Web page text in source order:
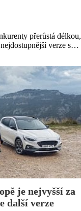
přerůstá délkou,
verze s…
je nejvyšší za
další verze